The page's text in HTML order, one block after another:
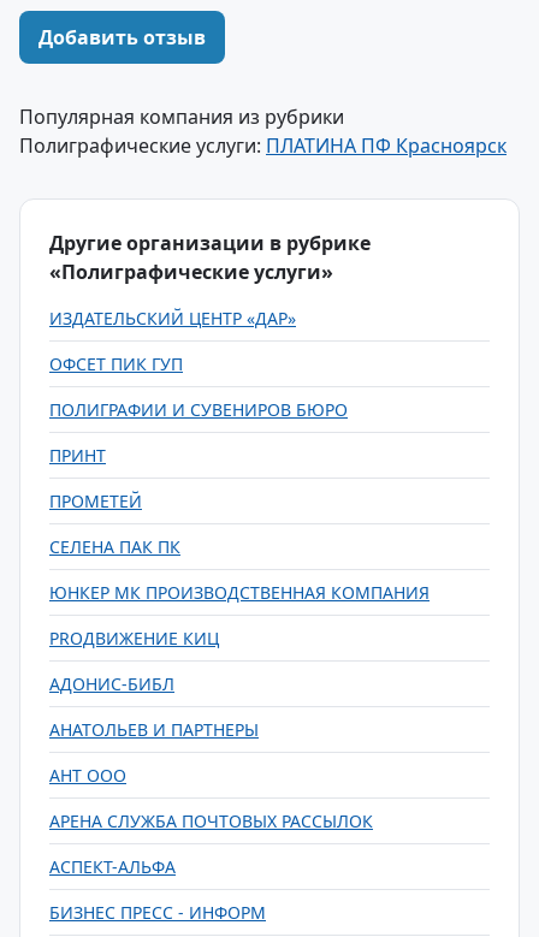
Добавить отзыв
Популярная компания из рубрики
Полиграфические услуги: ПЛАТИНА ПФ Красноярск
Другие организации в рубрике
«Полиграфические услуги»
ИЗДАТЕЛЬСКИЙ ЦЕНТР «ДАР»
ОФСЕТ ПИК ГУП
ПОЛИГРАФИИ И СУВЕНИРОВ БЮРО
ПРИНТ
ПРОМЕТЕЙ
СЕЛЕНА ПАК ПК
ЮНКЕР МК ПРОИЗВОДСТВЕННАЯ КОМПАНИЯ
PROДВИЖЕНИЕ КИЦ
АДОНИС-БИБЛ
АНАТОЛЬЕВ И ПАРТНЕРЫ
АНТ ООО
АРЕНА СЛУЖБА ПОЧТОВЫХ РАССЫЛОК
АСПЕКТ-АЛЬФА
БИЗНЕС ПРЕСС - ИНФОРМ